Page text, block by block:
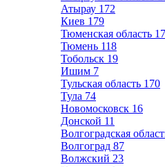
Атырау 172
Киев 179
Тюменская область
Тюмень 118
Тобольск 19
Ишим 7
Тульская область 170
Тула 74
Новомосковск 16
Донской 11
Волгоградская
Волгоград 87
Волжский 23